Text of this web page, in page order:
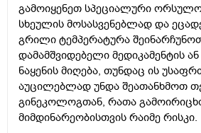
გამოიყენეთ სპეციალური
სხეულის მოსასვენებლად და
გრილი ტემპერატურა
დამამშვიდებელი მედიკამენტის
ნაყენის მიღება, თუნდაც ის
აუცილებლად უნდა შეათანხმოთ
გინეკოლოგთან, რათა
მიმდინარეობისთვის რაიმე რისკი.